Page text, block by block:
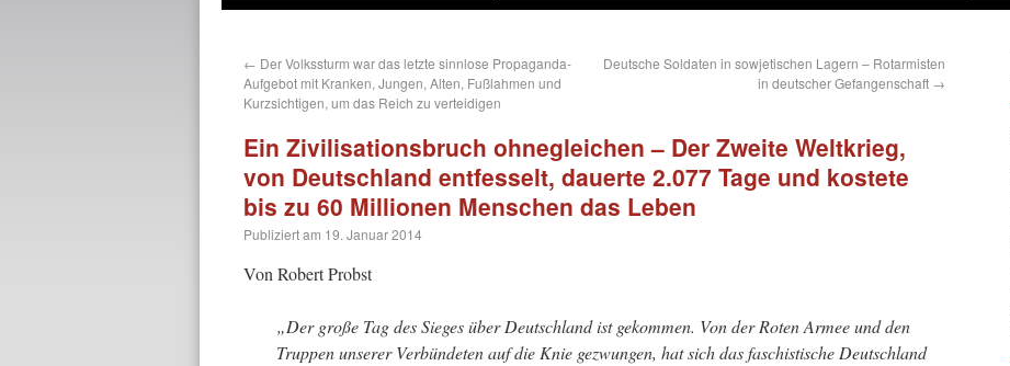
← Der Volkssturm war das letzte sinnlose Propaganda-
Aufgebot mit Kranken, Jungen, Alten, Fußlahmen und
Kurzsichtigen, um das Reich zu verteidigen
Deutsche Soldaten in sowjetischen Lagern – Rotarmisten
in deutscher Gefangenschaft →
Ein Zivilisationsbruch ohnegleichen – Der Zweite Weltkrieg,
von Deutschland entfesselt, dauerte 2.077 Tage und kostete
bis zu 60 Millionen Menschen das Leben
Publiziert am 19. Januar 2014
Von Robert Probst
„Der große Tag des Sieges über Deutschland ist gekommen. Von der Roten Armee und den
Truppen unserer Verbündeten auf die Knie ge­zwungen, hat sich das faschistische Deutschland